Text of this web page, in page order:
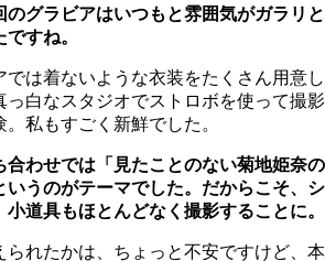
グラビアはいつもと雰囲気がガラリと
すね。
は着ないような衣装をたくさん用意し
っ白なスタジオでストロボを使って撮影
私もすごく新鮮でした。
わせでは「見たことのない菊地姫奈の
いうのがテーマでした。だからこそ、シ
道具もほとんどなく撮影することに。
れたかは、ちょっと不安ですけど、本